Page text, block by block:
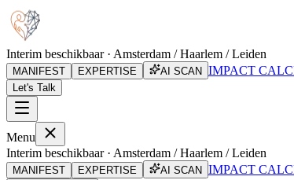
Interim beschikbaar · Amsterdam / Haarlem / Leiden
MANIFEST EXPERTISE AI SCAN IMPACT CALC
Let's Talk
Menu
Interim beschikbaar · Amsterdam / Haarlem / Leiden
MANIFEST EXPERTISE AI SCAN IMPACT CALC